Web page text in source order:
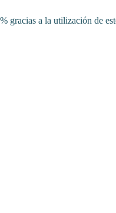
gracias a la utilización de